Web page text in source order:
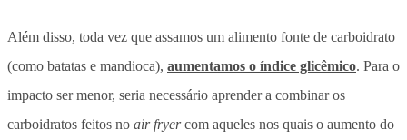
Além disso, toda vez que assamos um alimento fonte de carboidrato
(como batatas e mandioca), aumentamos o índice glicêmico. Para o
impacto ser menor, seria necessário aprender a combinar os
carboidratos feitos no air fryercom aqueles nos quais o aumento do